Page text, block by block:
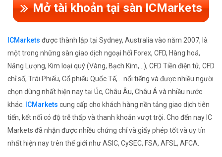
Mở tài khoản tại sàn ICMarkets
ICMarkets được thành lập tại Sydney, Australia vào năm 2007, là
một trong những sàn giao dịch ngoại hối Forex, CFD, Hàng hoá,
Năng Lượng, Kim loại quý (Vàng, Bạch Kim,...), CFD Tiền điện tử, CFD
chỉ số, Trái Phiếu, Cổ phiếu Quốc Tế,... nổi tiếng và được nhiều người
chọn dùng nhất hiện nay tại Úc, Châu Âu, Châu Á và nhiều nước
khác.
ICMarkets cung cấp cho khách hàng nền tảng giao dịch tiên
tiến, kết nối có độ trễ thấp và thanh khoản vượt trội. Cho đến nay IC
Markets đã nhận được nhiều chứng chỉ và giấy phép tốt và uy tín
nhất hiện nay trên thế giới như ASIC, CySEC, FSA, AFSL, AFCA.